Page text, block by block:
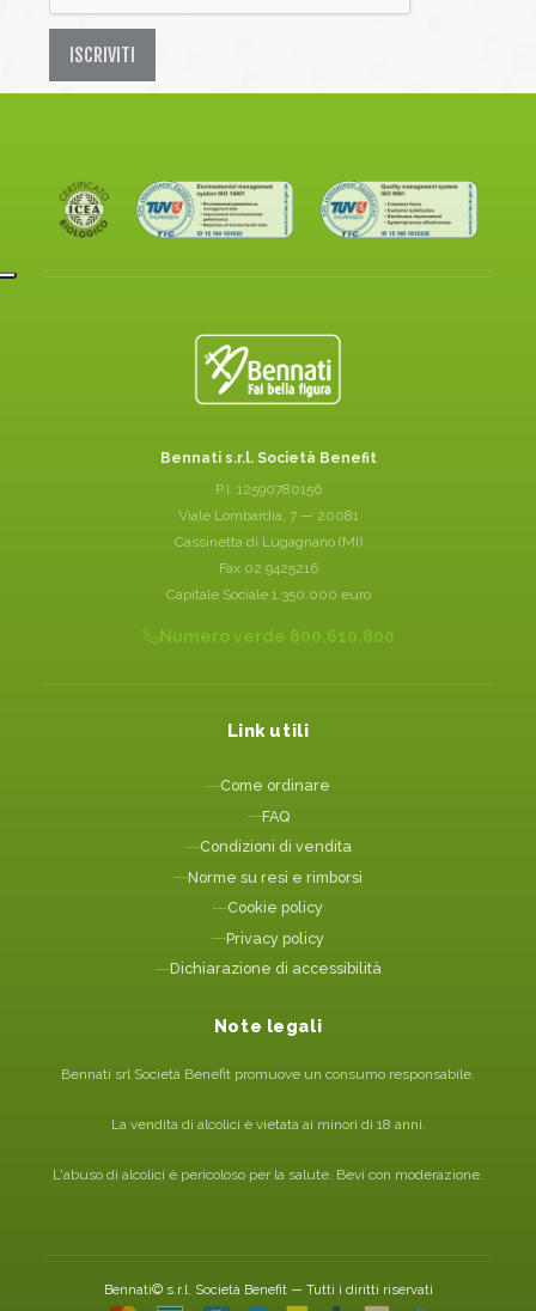
ISCRIVITI
Bennati s.r.l. Società Benefit
P.I. 12590780156
Viale Lombardia, 7 — 20081
Cassinetta di Lugagnano (MI)
Fax 02 9425216
Capitale Sociale 1.350.000 euro
Numero verde 800.610.800
Link utili
Come ordinare
FAQ
Condizioni di vendita
Norme su resi e rimborsi
Cookie policy
Privacy policy
Dichiarazione di accessibilità
Note legali
Bennati srl Società Benefit promuove un consumo responsabile.
La vendita di alcolici è vietata ai minori di 18 anni.
L'abuso di alcolici è pericoloso per la salute. Bevi con moderazione.
Bennati© s.r.l. Società Benefit — Tutti i diritti riservati